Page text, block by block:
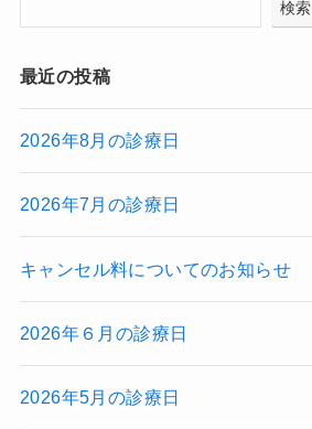
検索
最近の投稿
2026年8月の診療日
2026年7月の診療日
キャンセル料についてのお知らせ
2026年６月の診療日
2026年5月の診療日